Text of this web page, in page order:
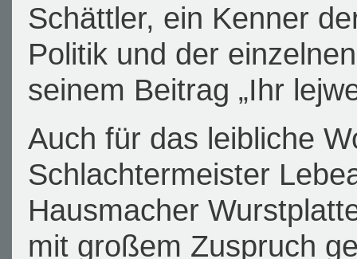
Schättler, ein Kenner
Politik und der
seinem Beitrag „Ihr
Auch für das leibliche
Schlachtermeister
Hausmacher
mit großem Zuspruch